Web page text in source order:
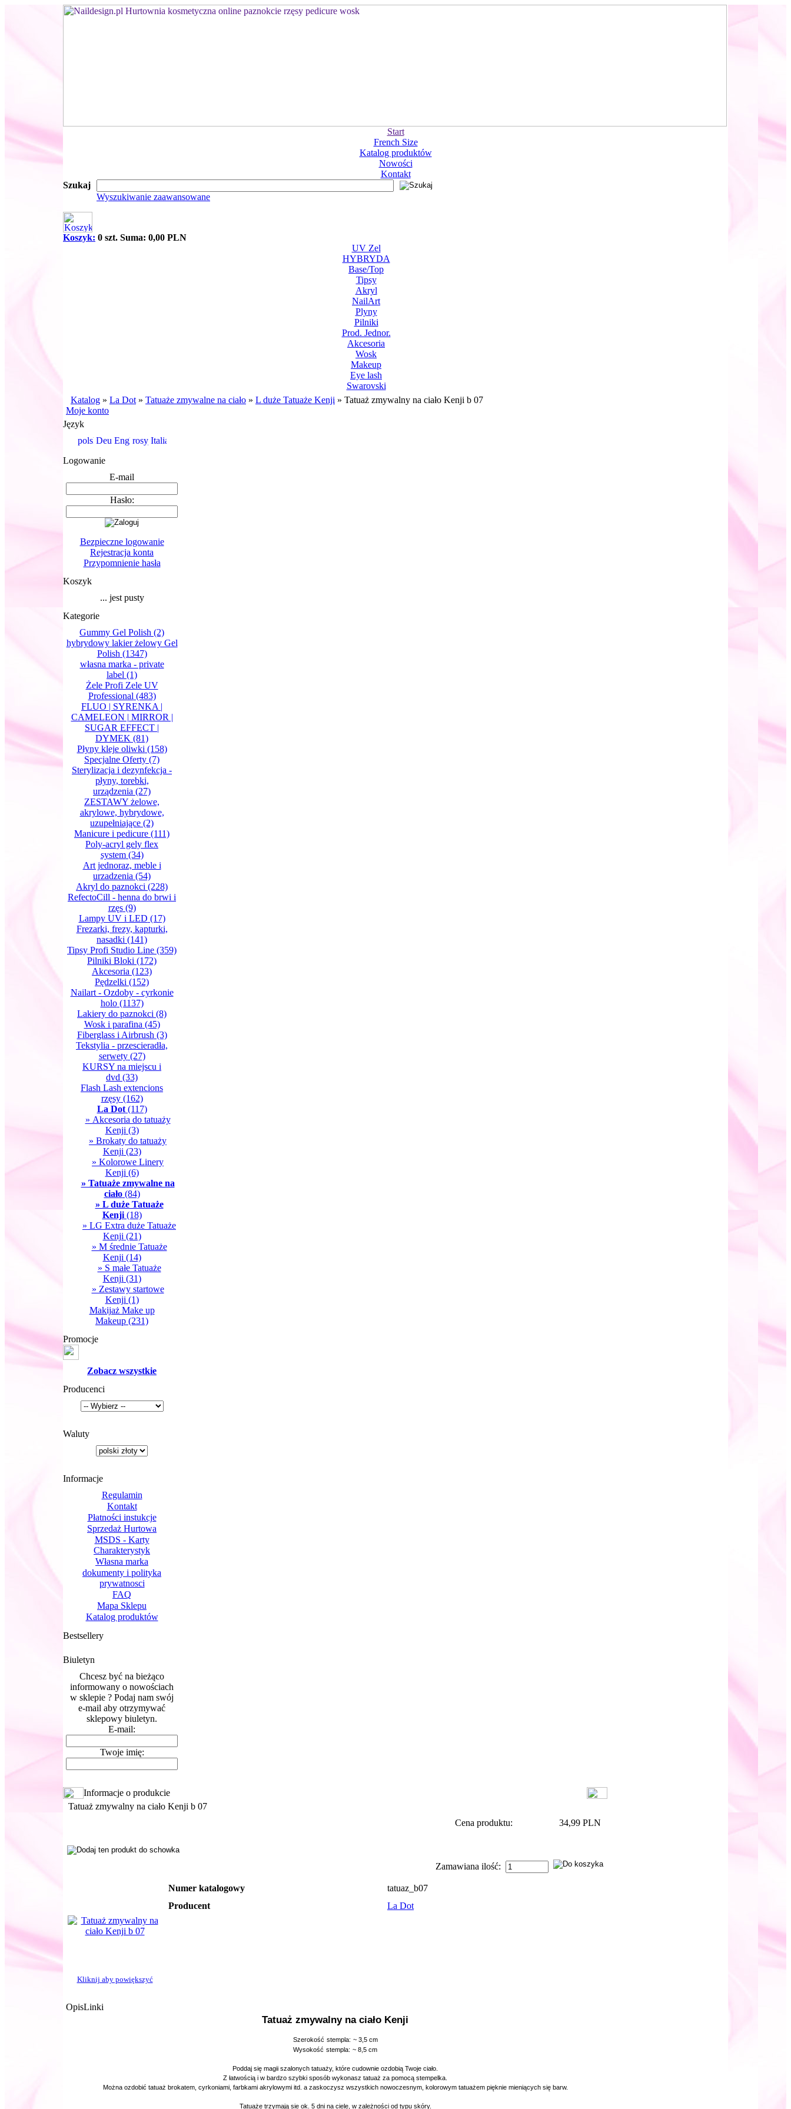
Start
French Size
Katalog produktów
Nowości
Kontakt
Szukaj
Wyszukiwanie zaawansowane
Koszyk: 0 szt. Suma: 0,00 PLN
UV Zel
HYBRYDA
Base/Top
Tipsy
Akryl
NailArt
Plyny
Pilniki
Prod. Jednor.
Akcesoria
Wosk
Makeup
Eye lash
Swarovski
Katalog » La Dot » Tatuaże zmywalne na ciało » L duże Tatuaże Kenji » Tatuaż zmywalny na ciało Kenji b 07
Moje konto
Język
Logowanie
E-mail
Hasło:
Bezpieczne logowanie
Rejestracja konta
Przypomnienie hasła
Koszyk
... jest pusty
Kategorie
Gummy Gel Polish (2)
hybrydowy lakier żelowy Gel
Polish (1347)
własna marka - private
label (1)
Żele Profi Zele UV
Professional (483)
FLUO | SYRENKA |
CAMELEON | MIRROR |
SUGAR EFFECT |
DYMEK (81)
Płyny kleje oliwki (158)
Specjalne Oferty (7)
Sterylizacja i dezynfekcja -
płyny, torebki,
urządzenia (27)
ZESTAWY żelowe,
akrylowe, hybrydowe,
uzupełniające (2)
Manicure i pedicure (111)
Poly-acryl gely flex
system(34)
Art jednoraz, meble i
urzadzenia (54)
Akryl do paznokci (228)
RefectoCill - henna do brwi i
rzęs(9)
Lampy UV i LED (17)
Frezarki, frezy, kapturki,
nasadki (141)
Tipsy Profi Studio Line (359)
Pilniki Bloki (172)
Akcesoria (123)
Pędzelki (152)
Nailart - Ozdoby - cyrkonie
holo(1137)
Lakiery do paznokci (8)
Wosk i parafina (45)
Fiberglass i Airbrush (3)
Tekstylia - przescieradła,
serwety(27)
KURSY na miejscu i
dvd (33)
Flash Lash extencions
rzęsy(162)
La Dot(117)
» Akcesoria do tatuaży
Kenji (3)
» Brokaty do tatuaży
Kenji (23)
» Kolorowe Linery
Kenji (6)
» Tatuaże zmywalne na
ciało(84)
» L duże Tatuaże
Kenji(18)
» LG Extra duże Tatuaże
Kenji (21)
» M średnie Tatuaże
Kenji (14)
» S małe Tatuaże
Kenji (31)
» Zestawy startowe
Kenji (1)
Makijaż Make up
Makeup (231)
Promocje
Zobacz wszystkie
Producenci
Waluty
Informacje
Regulamin
Kontakt
Płatności instukcje
Sprzedaż Hurtowa
MSDS - Karty
Charakterystyk
Własna marka
dokumenty i polityka
prywatnosci
FAQ
Mapa Sklepu
Katalog produktów
Bestsellery
Biuletyn
Chcesz być na bieżąco
informowany o nowościach
w sklepie ? Podaj nam swój
e-mail aby otrzymywać
sklepowy biuletyn.
E-mail:
Twoje imię:
Informacje o produkcie
Tatuaż zmywalny na ciało Kenji b 07
Cena produktu:
34,99 PLN
Zamawiana ilość:
Kliknij aby powiększyć
Numer katalogowy
tatuaz_b07
Producent
La Dot
OpisLinki
Tatuaż zmywalny na ciało Kenji
Szerokość stempla: ~ 3,5 cm
Wysokość stempla: ~ 8,5 cm
Poddaj się magii szalonych tatuaży, które cudownie ozdobią Twoje ciało.
Z łatwością i w bardzo szybki sposób wykonasz tatuaż za pomocą stempelka.
Można ozdobić tatuaż brokatem, cyrkoniami, farbkami akrylowymi itd. a zaskoczysz wszystkich nowoczesnym, kolorowym tatuażem pięknie mieniących się barw.
Tatuaże trzymają sie ok. 5 dni na ciele, w zależności od typu skóry.